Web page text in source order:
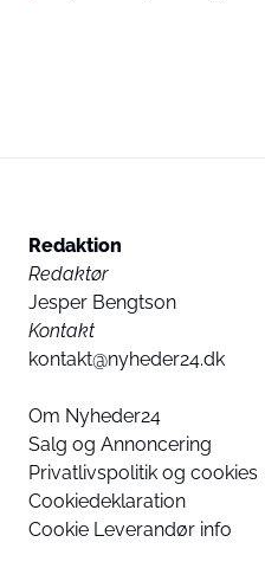
Redaktion
Redaktør
Jesper Bengtson
Kontakt
kontakt@nyheder24.dk
Om Nyheder24
Salg og Annoncering
Privatlivspolitik og cookies
Cookiedeklaration
Cookie Leverandør info